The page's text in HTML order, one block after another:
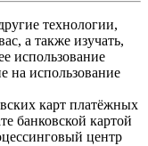
технологии,
а также изучать,
использование
на использование
карт платёжных
банковской картой
центр